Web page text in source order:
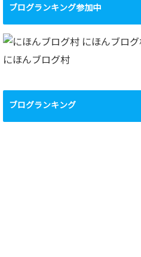
イ
ブ
ブログランキング参加中
にほんブログ村
ブログランキング